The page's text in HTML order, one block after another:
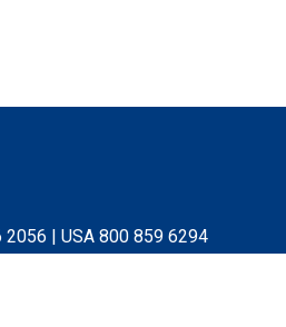
2056 | USA 800 859 6294